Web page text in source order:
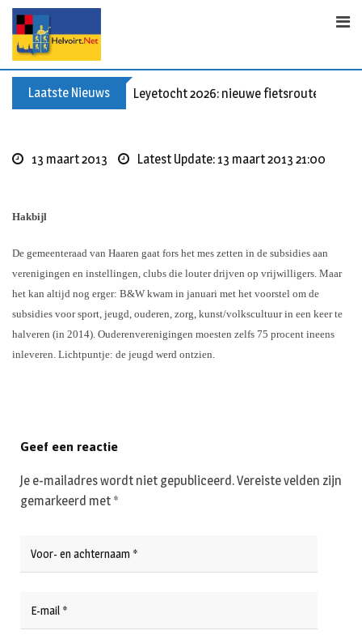
p
Laatste Nieuws Leyetocht 2026: nieuwe fietsroutes
13 maart 2013 Latest Update: 13 maart 2013 21:00
Hakbijl
De gemeenteraad van Haaren gaat fors het mes zetten in de subsidies aan
verenigingen en instellingen, clubs die louter drijven op vrijwilligers. Maar
het kan altijd nog erger: B&W kwam in januari met het voorstel om de
subsidies voor sport, jeugd, ouderen, zorg, kunst/volkscultuur in een keer te
halveren (in 2014). Ouderenverenigingen moesten zelfs 75 procent ineens
inleveren. Lichtpuntje: de jeugd werd ontzien.
Geef een reactie
Je e-mailadres wordt niet gepubliceerd.Vereiste velden zijn
gemarkeerd met *